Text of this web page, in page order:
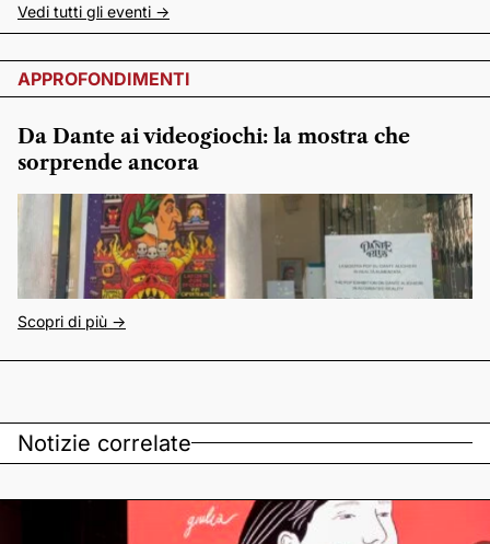
Vedi tutti gli eventi ->
APPROFONDIMENTI
Da Dante ai videogiochi: la mostra che
sorprende ancora
Scopri di più ->
Notizie correlate